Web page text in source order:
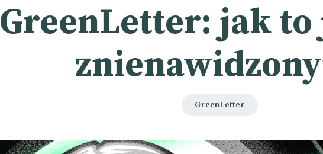
GreenLetter: jak to
GreenLetter